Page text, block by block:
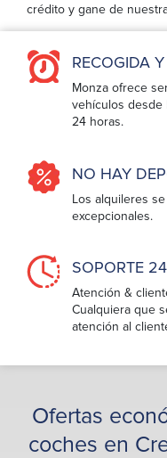
crédito y gane de
RECOGIDA
Monza ofrece
vehículos desde
24 horas.
NO HAY
Los alquileres
excepcionales.
SOPORTE
Atención &
Cualquiera que
atención al
Ofertas
coches en